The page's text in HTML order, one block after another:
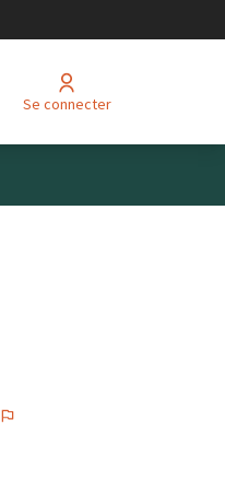
Se connecter